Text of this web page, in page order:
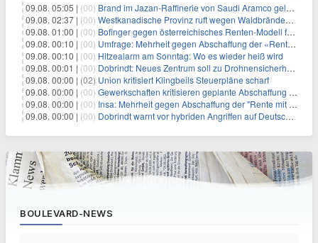
09.08. 05:05 | (00) Brand im Jazan-Raffinerie von Saudi Aramco gelöscht: Auswirkungen auf die Energiemärkte
09.08. 02:37 | (00) Westkanadische Provinz ruft wegen Waldbränden Notstand aus
09.08. 01:00 | (00) Bofinger gegen österreichisches Renten-Modell für Schwerarbeiter
09.08. 00:10 | (00) Umfrage: Mehrheit gegen Abschaffung der «Rente mit 63»
09.08. 00:10 | (00) Hitzealarm am Sonntag: Wo es wieder heiß wird
09.08. 00:01 | (00) Dobrindt: Neues Zentrum soll zu Drohnensicherheit forschen
09.08. 00:00 | (02) Union kritisiert Klingbeils Steuerpläne scharf
09.08. 00:00 | (00) Gewerkschaften kritisieren geplante Abschaffung der "Rente mit 63"
09.08. 00:00 | (00) Insa: Mehrheit gegen Abschaffung der "Rente mit 63"
09.08. 00:00 | (00) Dobrindt warnt vor hybriden Angriffen auf Deutschland
BOULEVARD-NEWS